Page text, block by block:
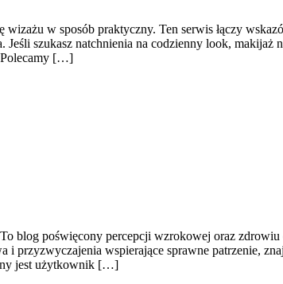
w sposób praktyczny. Ten serwis łączy
szukasz natchnienia na codzienny look,
Polecamy […]
blog poświęcony percepcji wzrokowej oraz
przyzwyczajenia wspierające sprawne patrzenie,
jest użytkownik […]